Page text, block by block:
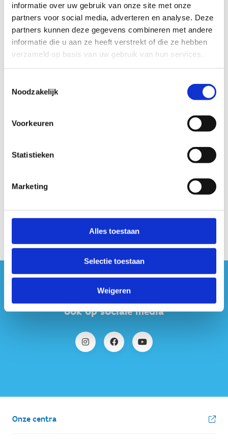
informatie over uw gebruik van onze site met onze
partners voor social media, adverteren en analyse. Deze
partners kunnen deze gegevens combineren met andere
informatie die u aan ze heeft verstrekt of die ze hebben
verzameld op basis van uw gebruik van hun services.
Noodzakelijk
Voorkeuren
Statistieken
Marketing
Alles toestaan
Selectie toestaan
Weigeren
Tot dan!
vragen?
met
+32 14
Stuur
#sportersbelevenmeer
ook op sociale media
Onze centra